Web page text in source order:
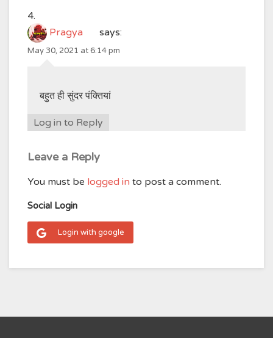
Pragya says:
May 30, 2021 at 6:14 pm
बहुत ही सुंदर पंक्तियां
Log in to Reply
Leave a Reply
You must be logged in to post a comment.
Social Login
Login with google